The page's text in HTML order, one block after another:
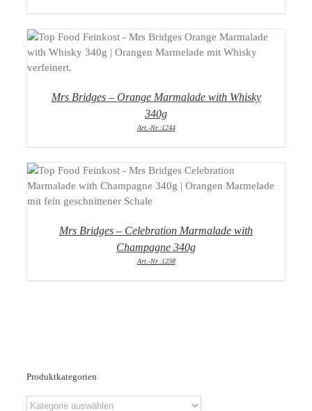
DETAILS
Mrs Bridges – Orange Marmalade with Whisky
340g
Art.-Nr.:1244
DETAILS
Mrs Bridges – Celebration Marmalade with
Champagne 340g
Art.-Nr.:1238
Produktkategorien